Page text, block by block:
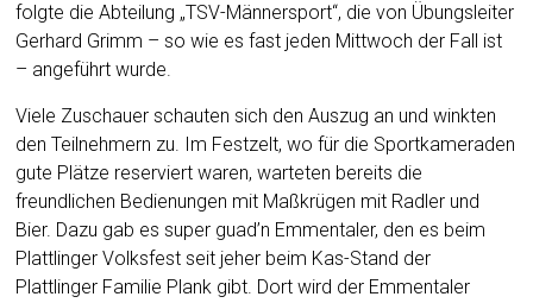
folgte die Abteilung „TSV-Männersport“, die von Übungsleiter
Gerhard Grimm – so wie es fast jeden Mittwoch der Fall ist
– angeführt wurde.
Viele Zuschauer schauten sich den Auszug an und winkten
den Teilnehmern zu. Im Festzelt, wo für die Sportkameraden
gute Plätze reserviert waren, warteten bereits die
freundlichen Bedienungen mit Maßkrügen mit Radler und
Bier. Dazu gab es super guad’n Emmentaler, den es beim
Plattlinger Volksfest seit jeher beim Kas-Stand der
Plattlinger Familie Plank gibt. Dort wird der Emmentaler